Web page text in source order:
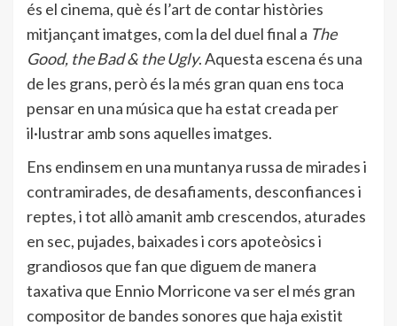
és el cinema, què és l’art de contar històries
mitjançant imatges, com la del duel final a The
Good, the Bad & the Ugly. Aquesta escena és una
de les grans, però és la més gran quan ens toca
pensar en una música que ha estat creada per
il·lustrar amb sons aquelles imatges.
Ens endinsem en una muntanya russa de mirades i
contramirades, de desafiaments, desconfiances i
reptes, i tot allò amanit amb crescendos, aturades
en sec, pujades, baixades i cors apoteòsics i
grandiosos que fan que diguem de manera
taxativa que Ennio Morricone va ser el més gran
compositor de bandes sonores que haja existit